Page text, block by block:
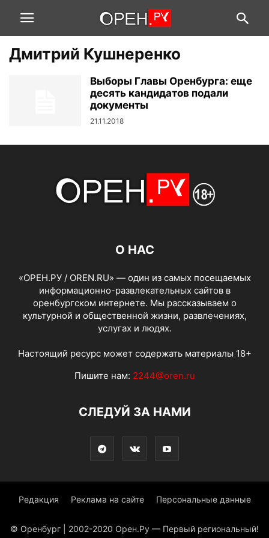
Дмитрий Кушнеренко
Выборы Главы Оренбурга: еще
десять кандидатов подали
документы
21.11.2018
О НАС
«ОРЕН.РУ / OREN.RU» — один из самых посещаемых
информационно-развлекательных сайтов в
оренбургском интернете. Мы рассказываем о
культурной и общественной жизни, развлечениях,
услугах и людях.
Настоящий ресурс может содержать материалы 18+
Пишите нам: 2244@oren.ru
СЛЕДУЙ ЗА НАМИ
Редакция Реклама на сайте Персональные данные
© Оренбург | 2002-2020 Орен.Ру — Первый региональный!